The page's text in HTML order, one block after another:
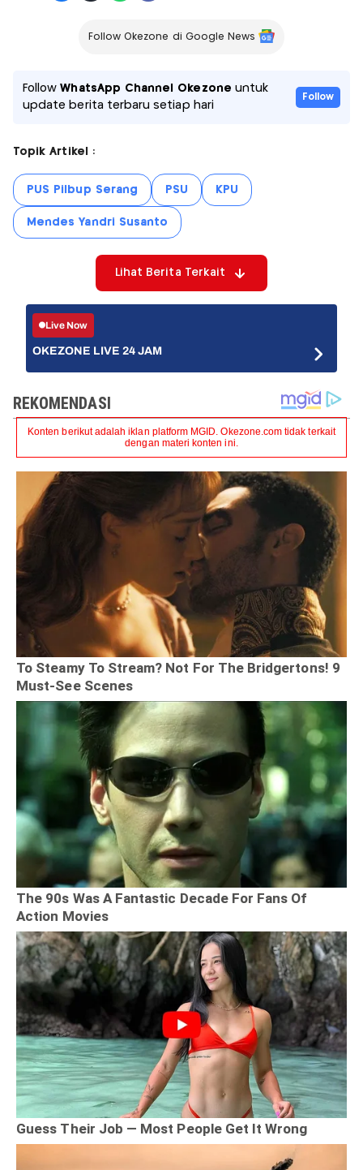
Follow Okezone di Google News
FollowWhatsApp Channel Okezone untuk
update berita terbaru setiap hari
Follow
Topik Artikel :
PUS Pilbup Serang PSU KPU
Mendes Yandri Susanto
Lihat Berita Terkait
Live Now
OKEZONE LIVE 24 JAM